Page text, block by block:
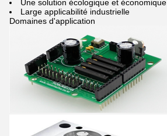
Une solution écologique et économique
Large applicabilité industrielle
Domaines d'application